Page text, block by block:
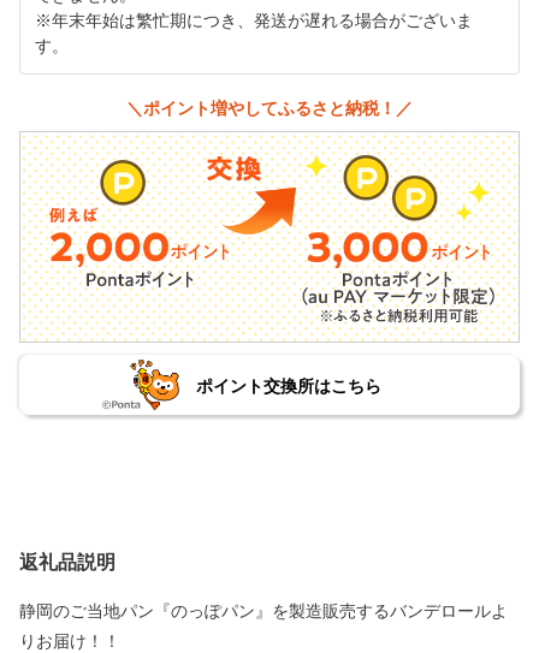
※年末年始は繁忙期につき、発送が遅れる場合がございま
す。
＼ポイント増やしてふるさと納税！／
ポイント交換所はこちら
返礼品説明
静岡のご当地パン『のっぽパン』を製造販売するバンデロールよ
りお届け！！